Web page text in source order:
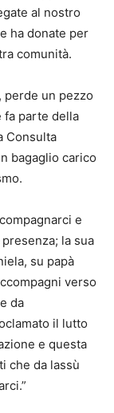
al nostro
ha donate per
comunità.
perde un pezzo
fa parte della
Consulta
bagaglio carico
e
la sua
su papà
verso
da
il lutto
e questa
che da lassù